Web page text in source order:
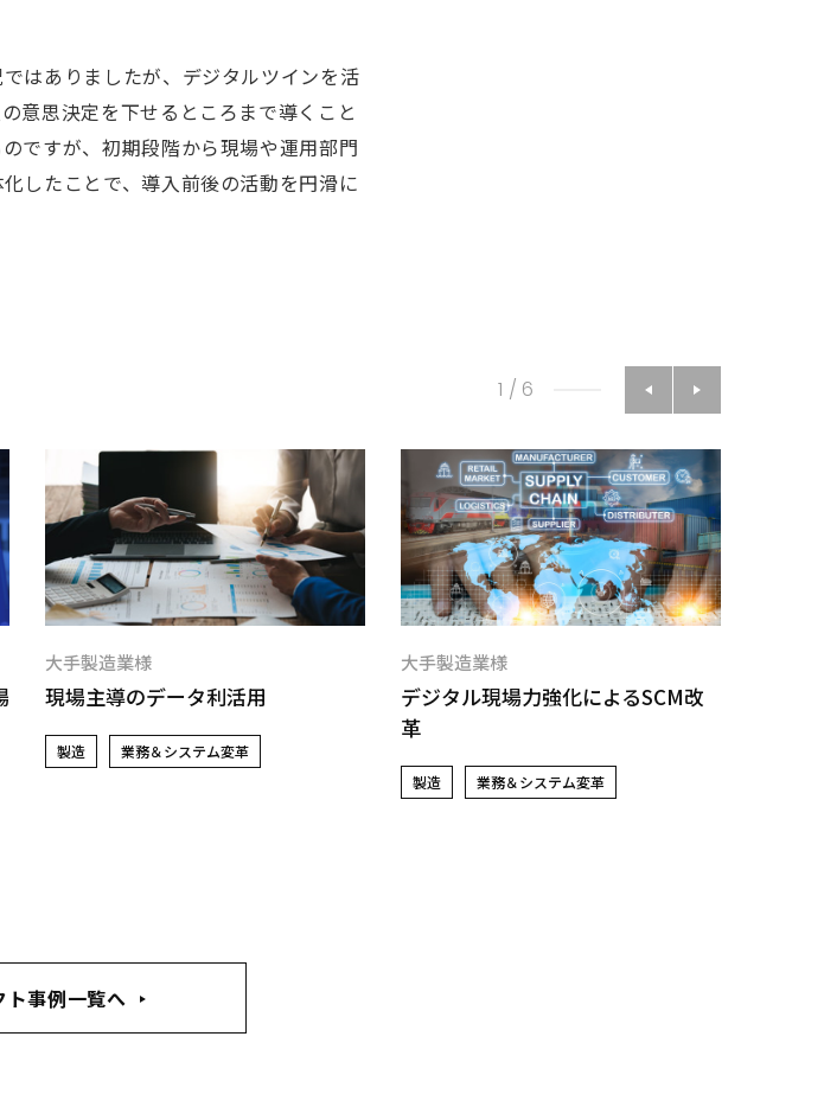
はありましたが、デジタルツインを活
意思決定を下せるところまで導くこと
ですが、初期段階から現場や運用部門
したことで、導入前後の活動を円滑に
1 / 6
大手製造業様
現場主導のデータ利活用
製造 業務＆システム変革
大手製造業様
デジタル現場力強化によるSCM改
革
製造 業務＆システム変革
ト事例一覧へ